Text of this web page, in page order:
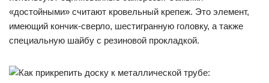
«достойными» считают кровельный крепеж. Это элемент,
имеющий кончик-сверло, шестигранную головку, а также
специальную шайбу с резиновой прокладкой.